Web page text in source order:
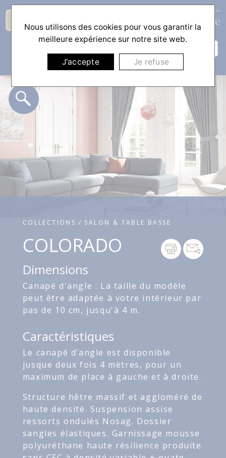
☰
COLLECTIONS / SALON & TABLE BASSE
COLORADO
Dimensions
Canapé d'angle : La taille du modèle
peut être adaptée à votre intérieur par
pas de 10 cm, jusqu'à 4 m.
Caractéristiques
Le canapé d’angle est disponible
jusque deux fois 4 mètres, pour un
maximum de place à gauche et à droite.
Structure hêtre massif et aggloméré de
haute densité. Suspension assise
ressorts ondulés Nosag. Dossier
sangles élastiques. Garnissage mousse
polyuréthane haute résilience produite
Nous utilisons des cookies pour vous garantir la
meilleure expérience sur notre site web.
J'accepte Je refuse